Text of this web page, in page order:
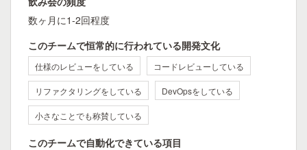
数ヶ月に1-2回程度
このチームで恒常的に行われている開発文化
仕様のレビューをしている コードレビューしている
リファクタリングをしている DevOpsをしている
小さなことでも称賛している
このチームで自動化できている項目